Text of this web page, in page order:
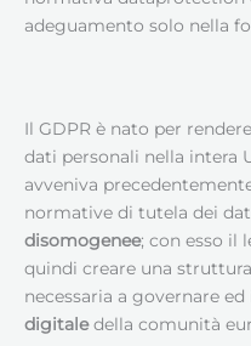
adeguamento solo nella
Il GDPR è nato per rendere
dati personali nella intera
avveniva
normative di tutela dei
disomogenee; con esso il
quindi creare una
necessaria a governare
digitaledella comunità